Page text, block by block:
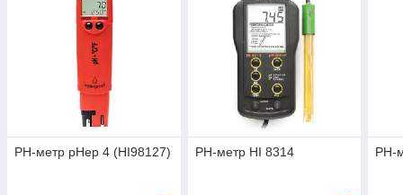
РН-метр pHep 4 (HI98127) PH-метр HI 8314 РН-